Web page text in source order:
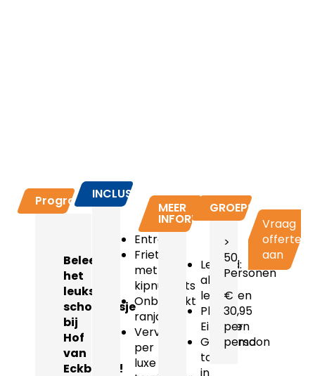
Programma
Beleef
het
leukste
schoolreisje
bij
Hof
van
Eckberge!
INCLUSIEF
Entree
Friet
met
kipnuggets
Onbeperkt
ranja
Vervoer
per
luxe
MEER
INFORMATIE
Leeftijd:
alle
leeftijden
Plaats:
Eibergen
Genoemd
tarief
in
GROEPSPRIJZEN
>
50
Personen
€
30,95
per
persoon
Vraag
offerte
aan